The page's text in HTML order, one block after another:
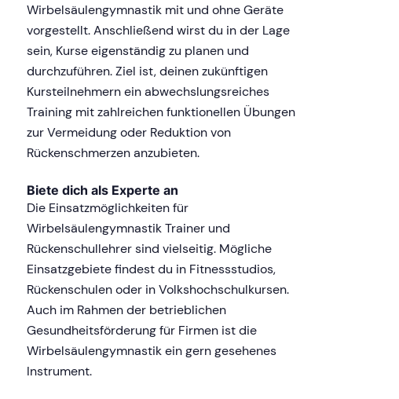
Wirbelsäulengymnastik mit und ohne Geräte
vorgestellt. Anschließend wirst du in der Lage
sein, Kurse eigenständig zu planen und
durchzuführen. Ziel ist, deinen zukünftigen
Kursteilnehmern ein abwechslungsreiches
Training mit zahlreichen funktionellen Übungen
zur Vermeidung oder Reduktion von
Rückenschmerzen anzubieten.
Biete dich als Experte an
Die Einsatzmöglichkeiten für
Wirbelsäulengymnastik Trainer und
Rückenschullehrer sind vielseitig. Mögliche
Einsatzgebiete findest du in Fitnessstudios,
Rückenschulen oder in Volkshochschulkursen.
Auch im Rahmen der betrieblichen
Gesundheitsförderung für Firmen ist die
Wirbelsäulengymnastik ein gern gesehenes
Instrument.